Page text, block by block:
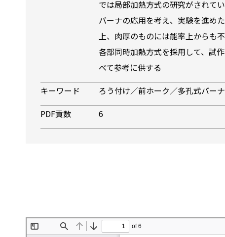
では局部加熱方式の研究がされて
バーナの応用を考え、実験を進め
上、肉厚のものには能率上からも
各部同時加熱方式を採用して、試
べて参考に供する
キーワード ろう付け／前ホーク／多孔式バー
PDF貢数
6